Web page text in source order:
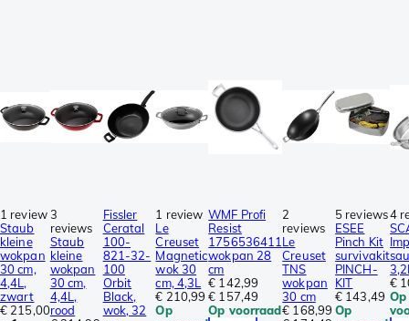
1 review
Staub
kleine
wokpan
30 cm,
4,4L,
zwart
€ 215,00
3
reviews
Staub
kleine
wokpan
30 cm,
4,4L,
rood
Fissler
Ceratal
100-
821-32-
100
Orbit
Black,
wok, 32
1 review
Le
Creuset
Magnetic
wok 30
cm, 4,3L
€ 210,99
Op
WMF Profi
Resist
1756536411
wokpan 28
cm
€ 142,99
€ 157,49
Op voorraad
2
reviews
Le
Creuset
TNS
wokpan
30 cm
€ 168,99
5 reviews
ESEE
Pinch Kit
survivakit
PINCH-
KIT
€ 143,49
Op
4
€
Op